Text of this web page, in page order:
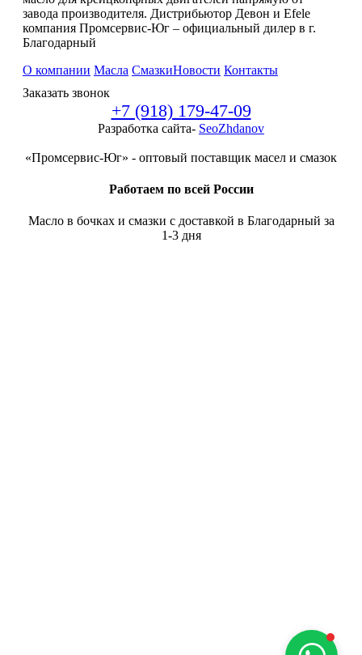
завода производителя. Дистрибьютор Девон и Efele
компания Промсервис-Юг – официальный дилер в г.
Благодарный
О компании Масла СмазкиНовости Контакты
Заказать звонок
+7 (918) 179-47-09
Разработка сайта- SeoZhdanov
«Промсервис-Юг» - оптовый поставщик масел и смазок
Работаем по всей России
Масло в бочках и смазки с доставкой в Благодарный за
1-3 дня